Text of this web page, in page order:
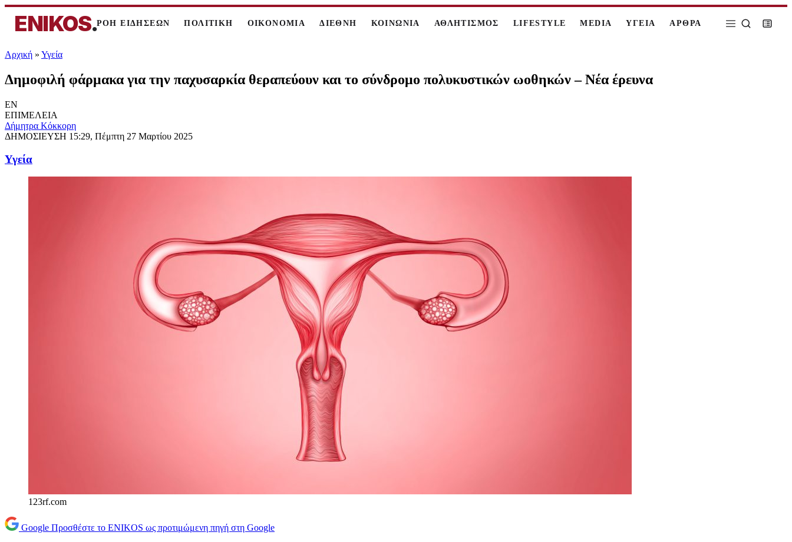
ENIKOS.ΡΟΗ ΕΙΔΗΣΕΩΝ ΠΟΛΙΤΙΚΗ ΟΙΚΟΝΟΜΙΑ ΔΙΕΘΝΗ ΚΟΙΝΩΝΙΑ ΑΘΛΗΤΙΣΜΟΣ LIFESTYLE MEDIA ΥΓΕΙΑ ΑΡΘΡΑ
Αρχική » Υγεία
Δημοφιλή φάρμακα για την παχυσαρκία θεραπεύουν και το σύνδρομο πολυκυστικών ωοθηκών – Νέα έρευνα
EN
ΕΠΙΜΕΛΕΙΑ
Δήμητρα Κόκκορη
ΔΗΜΟΣΙΕΥΣΗ 15:29, Πέμπτη 27 Μαρτίου 2025
Υγεία
123rf.com
Google Προσθέστε το ENIKOS ως προτιμώμενη πηγή στη Google